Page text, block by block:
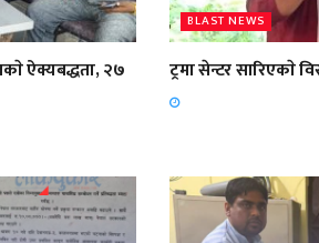
ऐक्यबद्धता, २७
BLAST NEWS
ट्रमा सेन्टर सारिएकाे